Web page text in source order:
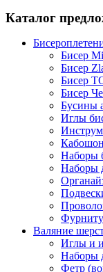
Каталог
Бисер
Бисер
Бисер
Бисер
Бусины
Иглы
Наборы
Наборы
Валяние
Иглы и
Наборы
Фетр